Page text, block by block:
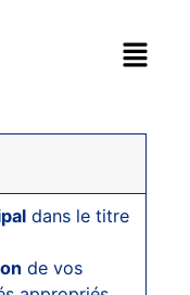
dans le titre
de vos